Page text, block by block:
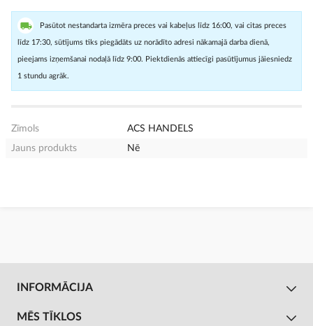
Pasūtot nestandarta izmēra preces vai kabeļus līdz 16:00, vai citas preces
līdz 17:30, sūtījums tiks piegādāts uz norādīto adresi nākamajā darba dienā,
pieejams izņemšanai nodaļā līdz 9:00. Piektdienās attiecīgi pasūtījumus jāiesniedz
1 stundu agrāk.
Zīmols
ACS HANDELS
Jauns produkts
Nē
INFORMĀCIJA
MĒS TĪKLOS